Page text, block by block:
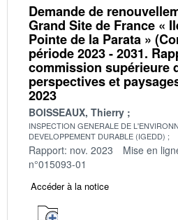
Demande de
Grand Site de France «
Pointe de la Parata »
période 2023 - 2031.
commission supérieure
perspectives et
2023
BOISSEAUX, Thierry
INSPECTION GENERALE DE
DEVELOPPEMENT DURABLE (IGEDD)
Rapport: nov. 2023 Mise en
n°015093-01
Accéder à la notice